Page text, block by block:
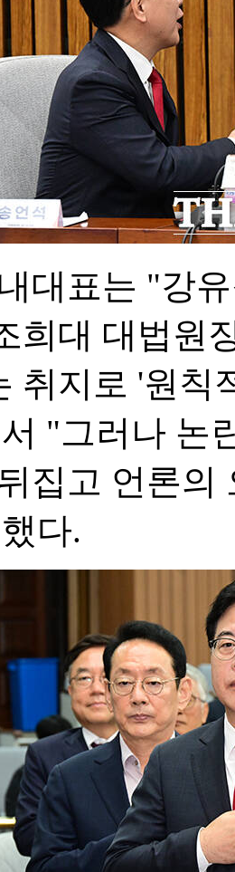
대표는 "강
희대 대법원
취지로 '원칙
"그러나 논
집고 언론의
다.